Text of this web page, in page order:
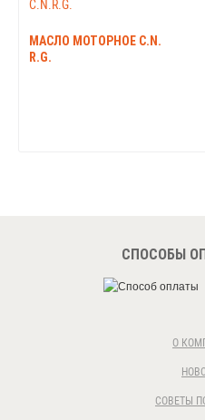
МАСЛО МОТОРНОЕ C.N.
R.G.
СПОСОБЫ
О
СОВЕТЫ